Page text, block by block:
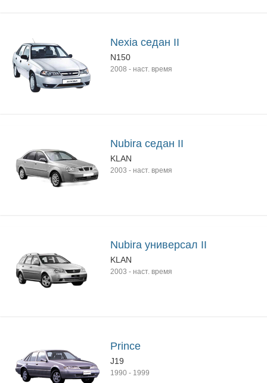
Nexia седан II
N150
2008 - наст. время
Nubira седан II
KLAN
2003 - наст. время
Nubira универсал II
KLAN
2003 - наст. время
Prince
J19
1990 - 1999